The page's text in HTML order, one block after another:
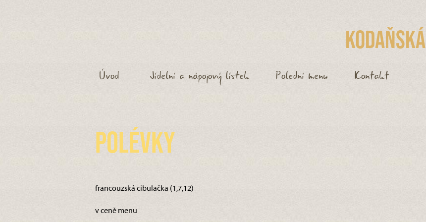
Kodaňská
Úvod Jídelní a nápojový lístek Polední menu Kontakt
Polévky
francouzská cibulačka (1,7,12)
v ceně menu